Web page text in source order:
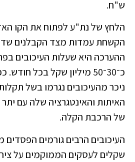
ש"ח.
הלחץ של נת"ע לפתוח את הקו
הקשחת עמדות מצד הקבלנים
ההערכה היא שעלות העיכובים
כ־30־50 מיליון שקל בכל
ניכר מהעיכובים נגרמו בשל
האיתות והאינטגרציה שלה עם
של הרכבת הקלה.
העיכובים הרבים גורמים הפסדים
שקלים לעסקים הממוקמים על